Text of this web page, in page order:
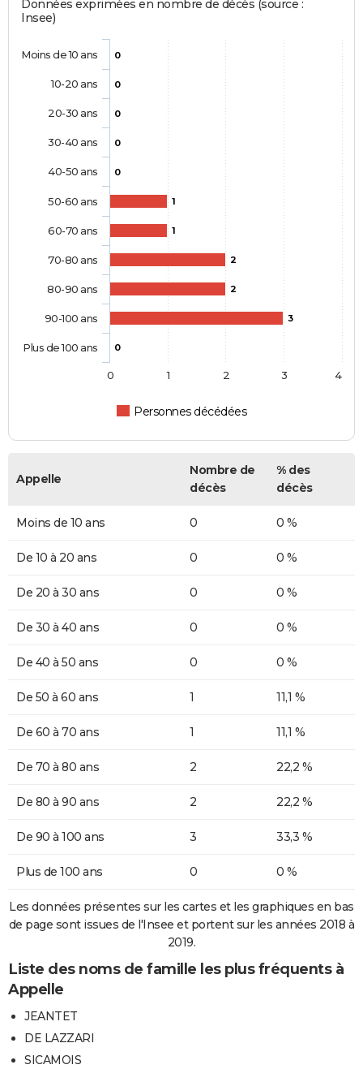
Données exprimées en nombre de décès (source :
Insee)
0
0
0
0
0
1
1
2
2
3
0
Personnes décédées
Moins de 10 ans
10-20 ans
20-30 ans
30-40 ans
40-50 ans
50-60 ans
60-70 ans
70-80 ans
80-90 ans
90-100 ans
Plus de 100 ans
0 1 2 3 4
Appelle
Nombre de
décès
% des
décès
Moins de 10 ans 0 0 %
De 10 à 20 ans 0 0 %
De 20 à 30 ans 0 0 %
De 30 à 40 ans 0 0 %
De 40 à 50 ans 0 0 %
De 50 à 60 ans 1 11,1 %
De 60 à 70 ans 1 11,1 %
De 70 à 80 ans 2 22,2 %
De 80 à 90 ans 2 22,2 %
De 90 à 100 ans 3 33,3 %
Plus de 100 ans 0 0 %
Les données présentes sur les cartes et les graphiques en bas
de page sont issues de l'Insee et portent sur les années 2018 à
2019.
Liste des noms de famille les plus fréquents à
Appelle
JEANTET
DE LAZZARI
SICAMOIS